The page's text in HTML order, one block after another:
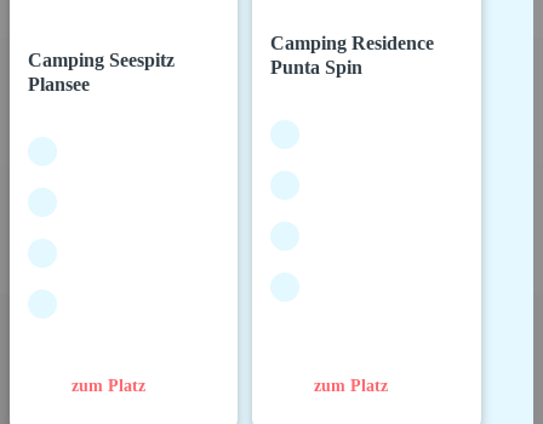
Camping Seespitz
Plansee
zum Platz
Camping Residence
Punta Spin
zum Platz